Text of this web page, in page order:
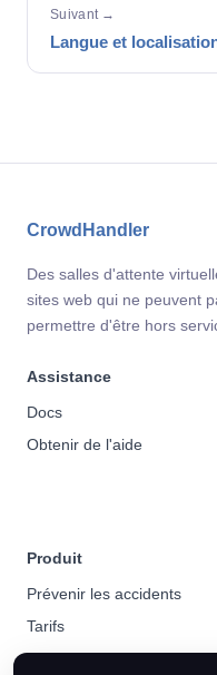
Suivant →
Langue et
CrowdHandler
Des salles d'attente
sites web qui ne peuvent
permettre d'être hors
Assistance
Docs
Obtenir de l'aide
Produit
Prévenir les accidents
Tarifs
Actualités